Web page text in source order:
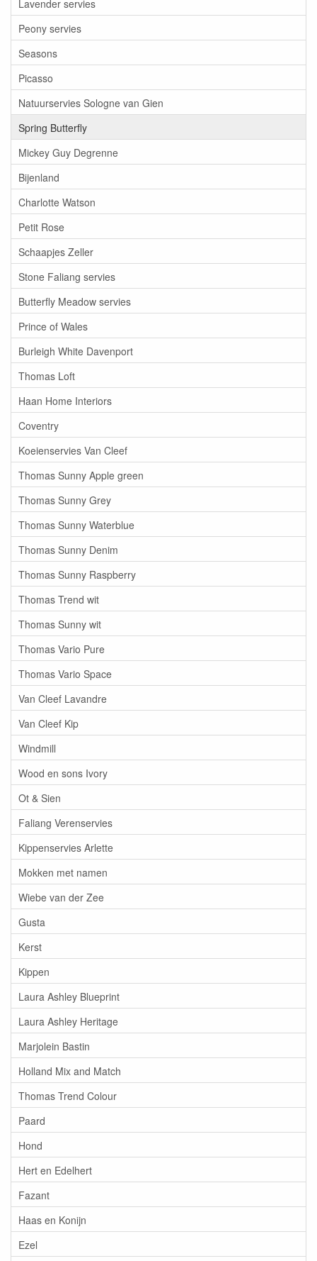
Lavender servies
Peony servies
Seasons
Picasso
Natuurservies Sologne van Gien
Spring Butterfly
Mickey Guy Degrenne
Bijenland
Charlotte Watson
Petit Rose
Schaapjes Zeller
Stone Faliang servies
Butterfly Meadow servies
Prince of Wales
Burleigh White Davenport
Thomas Loft
Haan Home Interiors
Coventry
Koeienservies Van Cleef
Thomas Sunny Apple green
Thomas Sunny Grey
Thomas Sunny Waterblue
Thomas Sunny Denim
Thomas Sunny Raspberry
Thomas Trend wit
Thomas Sunny wit
Thomas Vario Pure
Thomas Vario Space
Van Cleef Lavandre
Van Cleef Kip
Windmill
Wood en sons Ivory
Ot & Sien
Faliang Verenservies
Kippenservies Arlette
Mokken met namen
Wiebe van der Zee
Gusta
Kerst
Kippen
Laura Ashley Blueprint
Laura Ashley Heritage
Marjolein Bastin
Holland Mix and Match
Thomas Trend Colour
Paard
Hond
Hert en Edelhert
Fazant
Haas en Konijn
Ezel